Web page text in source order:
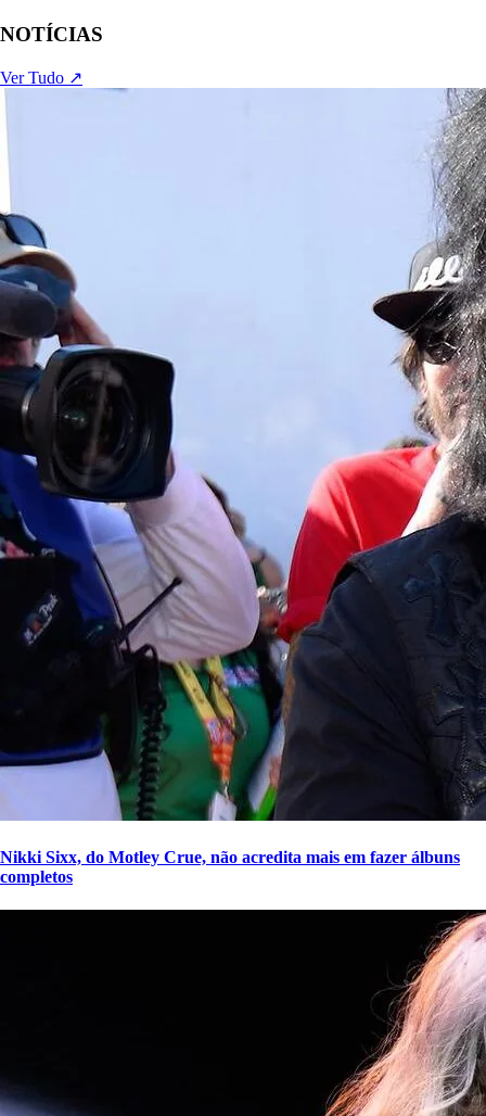
NOTÍCIAS
Ver Tudo ↗
Nikki Sixx, do Motley Crue, não acredita mais em fazer álbuns
completos